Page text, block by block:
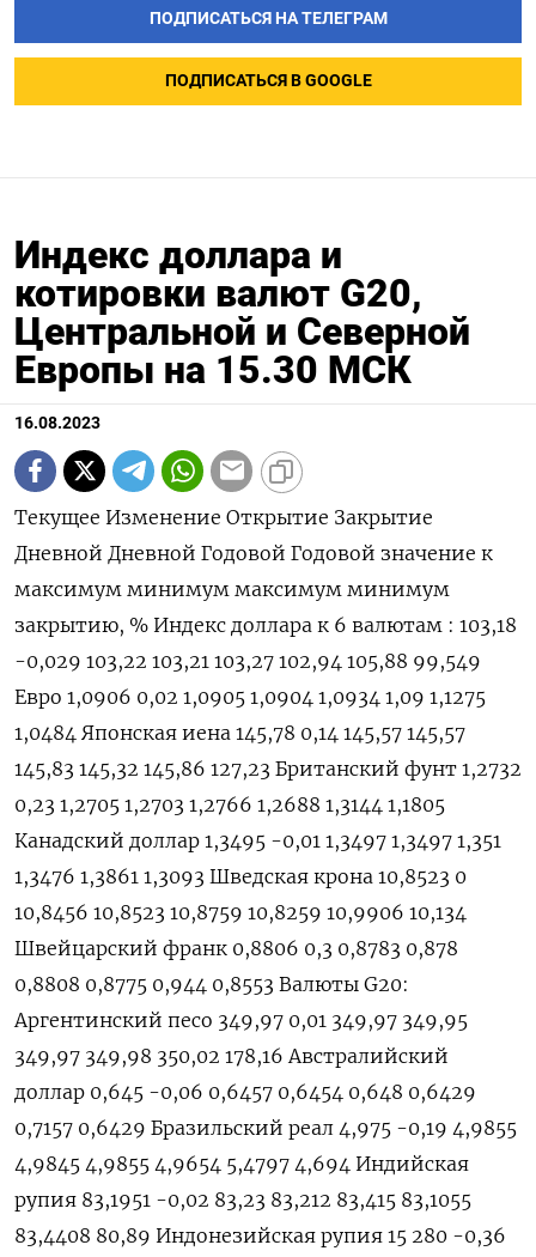
ПОДПИСАТЬСЯ НА ТЕЛЕГРАМ
ПОДПИСАТЬСЯ В GOOGLE
Индекс доллара и
котировки валют G20,
Центральной и Северной
Европы на 15.30 МСК
16.08.2023
Текущее Изменение Открытие Закрытие
Дневной Дневной Годовой Годовой значение к
максимум минимум максимум минимум
закрытию, % Индекс доллара к 6 валютам : 103,18
-0,029 103,22 103,21 103,27 102,94 105,88 99,549
Евро 1,0906 0,02 1,0905 1,0904 1,0934 1,09 1,1275
1,0484 Японская иена 145,78 0,14 145,57 145,57
145,83 145,32 145,86 127,23 Британский фунт 1,2732
0,23 1,2705 1,2703 1,2766 1,2688 1,3144 1,1805
Канадский доллар 1,3495 -0,01 1,3497 1,3497 1,351
1,3476 1,3861 1,3093 Шведская крона 10,8523 0
10,8456 10,8523 10,8759 10,8259 10,9906 10,134
Швейцарский франк 0,8806 0,3 0,8783 0,878
0,8808 0,8775 0,944 0,8553 Валюты G20:
Аргентинский песо 349,97 0,01 349,97 349,95
349,97 349,98 350,02 178,16 Австралийский
доллар 0,645 -0,06 0,6457 0,6454 0,648 0,6429
0,7157 0,6429 Бразильский реал 4,975 -0,19 4,9855
4,9845 4,9855 4,9654 5,4797 4,694 Индийская
рупия 83,1951 -0,02 83,23 83,212 83,415 83,1055
83,4408 80,89 Индонезийская рупия 15 280 -0,36